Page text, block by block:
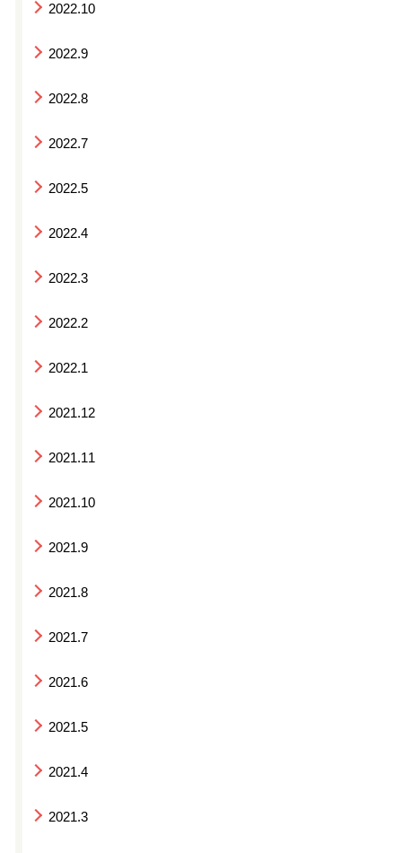
2022.10
2022.9
2022.8
2022.7
2022.5
2022.4
2022.3
2022.2
2022.1
2021.12
2021.11
2021.10
2021.9
2021.8
2021.7
2021.6
2021.5
2021.4
2021.3